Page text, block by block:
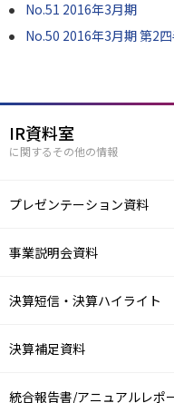
No.51 2016年3月期
No.50 2016年3月期 第2
IR資料室
に関するその他の情報
プレゼンテーション資料
事業説明会資料
決算短信・決算ハイライト
決算補足資料
統合報告書/アニュアルレポ